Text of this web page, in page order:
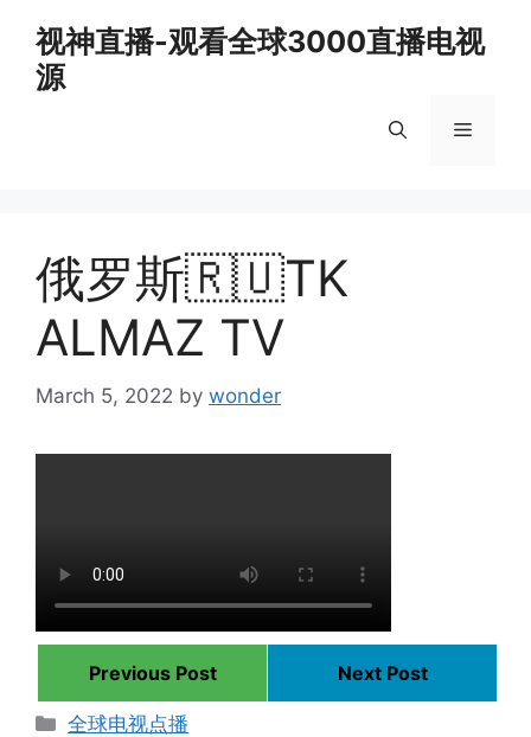
content
视神直播-观看全球3000直播电视
源
Menu
俄罗斯🇷🇺TK
ALMAZ TV
March 5, 2022 by wonder
Previous Post
Next Post
Categories
全球电视点播